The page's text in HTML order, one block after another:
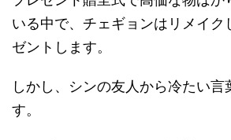
いる中で、チェギョンはリメイク
ゼントします。
しかし、シンの友人から冷たい言
す。